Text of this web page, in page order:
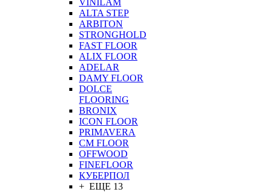
VINILAM
ALTA STEP
ARBITON
STRONGHOLD
FAST FLOOR
ALIX FLOOR
ADELAR
DAMY FLOOR
DOLCE
FLOORING
BRONIX
ICON FLOOR
PRIMAVERA
CM FLOOR
OFFWOOD
FINEFLOOR
КУБЕРПОЛ
+ ЕЩЕ 13